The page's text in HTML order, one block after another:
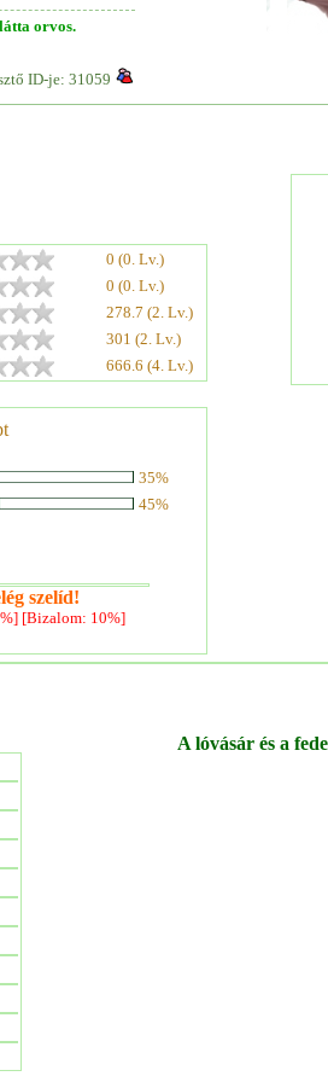
orvos.
ID-je: 31059
0 (0. Lv.)
0 (0. Lv.)
278.7 (2. Lv.)
301 (2. Lv.)
666.6 (4. Lv.)
35%
45%
szelíd!
[Bizalom: 10%]
A lóvásár és a